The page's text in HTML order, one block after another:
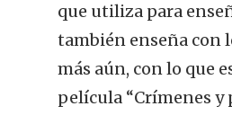
que utiliza para
también enseña con
más aún, con lo que
película “Crímenes y